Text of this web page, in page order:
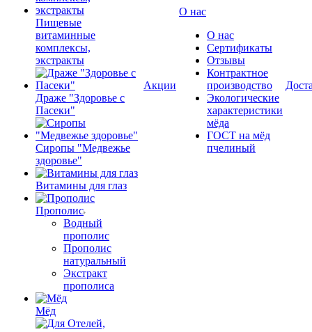
Пищевые
витаминные
комплексы,
экстракты
Драже "Здоровье с
Пасеки"
Сиропы "Медвежье
здоровье"
Витамины для глаз
Прополис
Водный
прополис
Прополис
натуральный
Экстракт
прополиса
Мёд
Акции
О нас
О нас
Сертификаты
Отзывы
Контрактное
производство
Экологические
характеристики
мёда
ГОСТ на мёд
пчелиный